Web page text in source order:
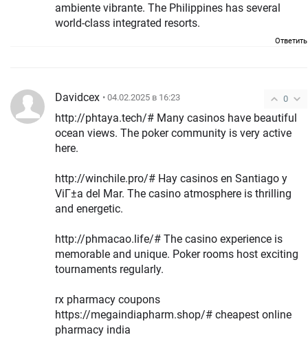
ambiente vibrante. The Philippines has several
world-class integrated resorts.
Ответить
0
Davidcex • 04.02.2025 в 16:23
http://phtaya.tech/# Many casinos have beautiful
ocean views. The poker community is very active
here.
http://winchile.pro/# Hay casinos en Santiago y
ViГ±a del Mar. The casino atmosphere is thrilling
and energetic.
http://phmacao.life/# The casino experience is
memorable and unique. Poker rooms host exciting
tournaments regularly.
rx pharmacy coupons
https://megaindiapharm.shop/# cheapest online
pharmacy india